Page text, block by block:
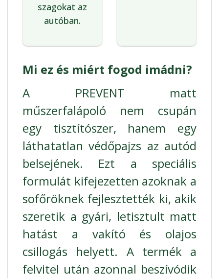
szagokat az
autóban.
Mi ez és miért fogod imádni?
A PREVENT matt
műszerfalápoló nem csupán
egy tisztítószer, hanem egy
láthatatlan védőpajzs az autód
belsejének. Ezt a speciális
formulát kifejezetten azoknak a
sofőröknek fejlesztették ki, akik
szeretik a gyári, letisztult matt
hatást a vakító és olajos
csillogás helyett. A termék a
felvitel után azonnal beszívódik